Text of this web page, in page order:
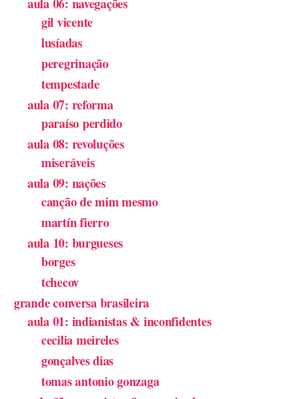
gil vicente
lusíadas
peregrinação
tempestade
aula 07: reforma
paraíso perdido
aula 08: revoluções
miseráveis
aula 09: nações
canção de mim mesmo
martín fierro
aula 10: burgueses
borges
tchecov
grande conversa brasileira
aula 01: indianistas & inconfidentes
cecilia meireles
gonçalves dias
tomas antonio gonzaga